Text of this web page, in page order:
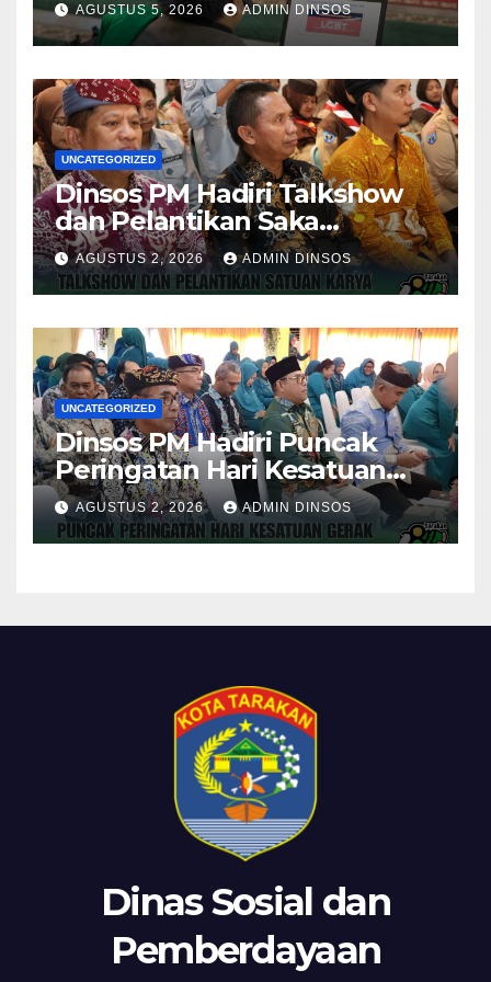
Dilakukan?
AGUSTUS 5, 2026 ADMIN DINSOS
UNCATEGORIZED
Dinsos PM Hadiri Talkshow
dan Pelantikan Saka
Pramuka Anti Narkotika Kota
Tarakan
AGUSTUS 2, 2026 ADMIN DINSOS
UNCATEGORIZED
Dinsos PM Hadiri Puncak
Peringatan Hari Kesatuan
Gerak PKK ke-54 Tingkat
Kota Tarakan
AGUSTUS 2, 2026 ADMIN DINSOS
Dinas Sosial dan
Pemberdayaan